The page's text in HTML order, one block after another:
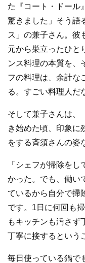
た『コート・ドール
驚きました」そう語
ス」の兼子さん。彼
元から巣立ったひと
ンス料理の本質を、
フの料理は、余計な
る。すごい料理人だ
そして兼子さんは、
き始めた頃、印象に
をする斉須さんの姿
「シェフが掃除を
かった。でも、働い
ているから自分で掃
です。1日に何回も
もキッチンも汚さず
丁寧に接するという
毎日使っている鍋で